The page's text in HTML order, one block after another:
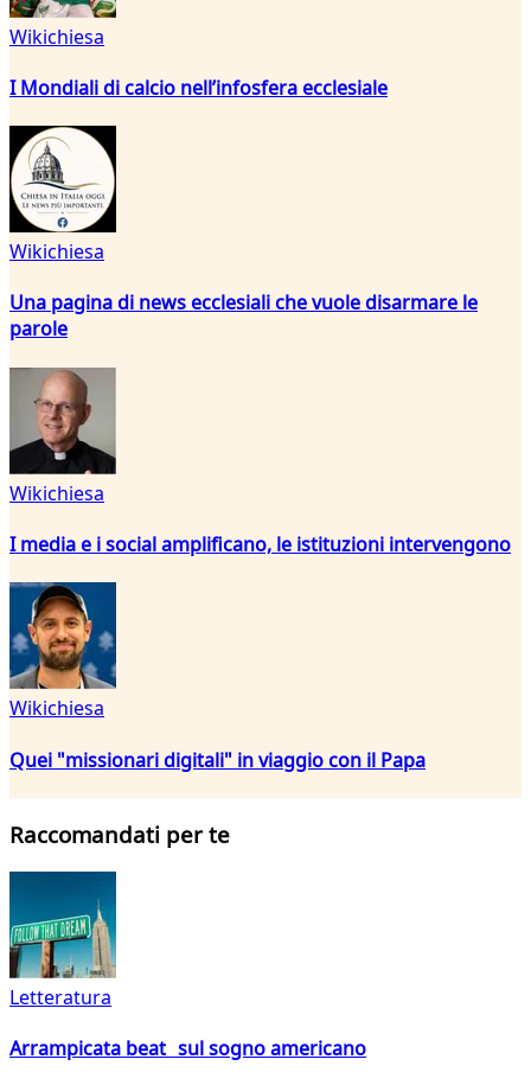
Wikichiesa
I Mondiali di calcio nell’infosfera ecclesiale
Wikichiesa
Una pagina di news ecclesiali che vuole disarmare le
parole
Wikichiesa
I media e i social amplificano, le istituzioni intervengono
Wikichiesa
Quei "missionari digitali" in viaggio con il Papa
Raccomandati per te
Letteratura
Arrampicata beat sul sogno americano